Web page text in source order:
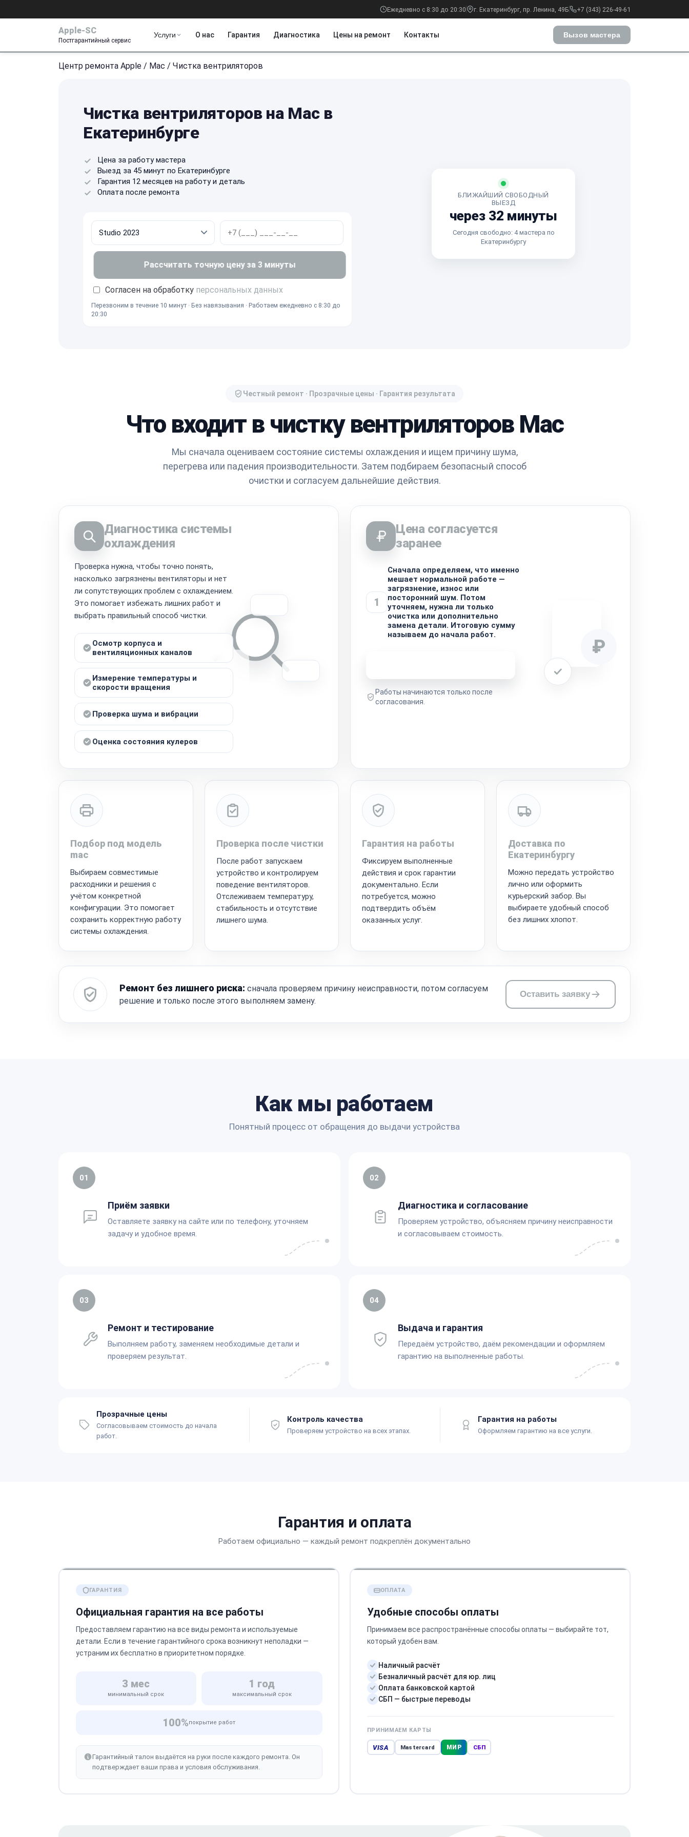
Ежедневно с 8:30 до 20:30 г. Екатеринбург, пр. Ленина, 49Б +7 (343) 226-49-61
Apple-SC
Постгарантийный сервис
Услуги О нас Гарантия Диагностика Цены на ремонт Контакты Вызов мастера
Центр ремонта Apple / Mac / Чистка вентриляторов
Чистка вентриляторов на Mac в
Екатеринбурге
Цена за работу мастера
Выезд за 45 минут по Екатеринбурге
Гарантия 12 месяцев на работу и деталь
Оплата после ремонта
Рассчитать точную цену за 3 минуты
Согласен на обработку персональных данных
Перезвоним в течение 10 минут · Без навязывания · Работаем ежедневно с 8:30 до
20:30
БЛИЖАЙШИЙ СВОБОДНЫЙ
ВЫЕЗД
через 32 минуты
Сегодня свободно: 4 мастера по
Екатеринбургу
Честный ремонт · Прозрачные цены · Гарантия результата
Что входит в чистку вентриляторов Mac
Мы сначала оцениваем состояние системы охлаждения и ищем причину шума,
перегрева или падения производительности. Затем подбираем безопасный способ
очистки и согласуем дальнейшие действия.
Диагностика системы
охлаждения
Проверка нужна, чтобы точно понять,
насколько загрязнены вентиляторы и нет
ли сопутствующих проблем с охлаждением.
Это помогает избежать лишних работ и
выбрать правильный способ чистки.
Осмотр корпуса и
вентиляционных каналов
Измерение температуры и
скорости вращения
Проверка шума и вибрации
Оценка состояния кулеров
Цена согласуется
заранее
1
Сначала определяем, что именно
мешает нормальной работе —
загрязнение, износ или
посторонний шум. Потом
уточняем, нужна ли только
очистка или дополнительно
замена детали. Итоговую сумму
называем до начала работ.
Работы начинаются только после
согласования.
₽
Подбор под модель
mac
Выбираем совместимые
расходники и решения с
учётом конкретной
конфигурации. Это помогает
сохранить корректную работу
системы охлаждения.
Проверка после чистки
После работ запускаем
устройство и контролируем
поведение вентиляторов.
Отслеживаем температуру,
стабильность и отсутствие
лишнего шума.
Гарантия на работы
Фиксируем выполненные
действия и срок гарантии
документально. Если
потребуется, можно
подтвердить объём
оказанных услуг.
Доставка по
Екатеринбургу
Можно передать устройство
лично или оформить
курьерский забор. Вы
выбираете удобный способ
без лишних хлопот.
Ремонт без лишнего риска: сначала проверяем причину неисправности, потом согласуем
решение и только после этого выполняем замену.
Оставить заявку
Как мы работаем
Понятный процесс от обращения до выдачи устройства
01
Приём заявки
Оставляете заявку на сайте или по телефону, уточняем
задачу и удобное время.
02
Диагностика и согласование
Проверяем устройство, объясняем причину неисправности
и согласовываем стоимость.
03
Ремонт и тестирование
Выполняем работу, заменяем необходимые детали и
проверяем результат.
04
Выдача и гарантия
Передаём устройство, даём рекомендации и оформляем
гарантию на выполненные работы.
Прозрачные цены
Согласовываем стоимость до начала
работ.
Контроль качества
Проверяем устройство на всех этапах.
Гарантия на работы
Оформляем гарантию на все услуги.
Гарантия и оплата
Работаем официально — каждый ремонт подкреплён документально
ГАРАНТИЯ
Официальная гарантия на все работы
Предоставляем гарантию на все виды ремонта и используемые
детали. Если в течение гарантийного срока возникнут неполадки —
устраним их бесплатно в приоритетном порядке.
3 мес
минимальный срок
1 год
максимальный срок
100%покрытие работ
Гарантийный талон выдаётся на руки после каждого ремонта. Он
подтверждает ваши права и условия обслуживания.
ОПЛАТА
Удобные способы оплаты
Принимаем все распространённые способы оплаты — выбирайте тот,
который удобен вам.
Наличный расчёт
Безналичный расчёт для юр. лиц
Оплата банковской картой
СБП — быстрые переводы
ПРИНИМАЕМ КАРТЫ
VISA Mastercard МИР СБП